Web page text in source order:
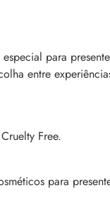
para
entre
Free.
para